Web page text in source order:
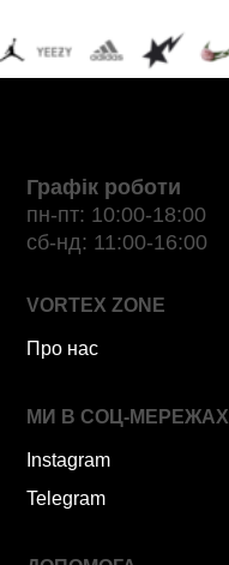
Графік роботи
пн-пт: 10:00-18:00
сб-нд: 11:00-16:00
VORTEX ZONE
Про нас
МИ В СОЦ-МЕРЕЖАХ
Instagram
Telegram